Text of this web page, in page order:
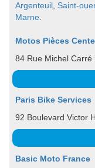
Argenteuil Saint-
Marne
Motos Pièces
84 Rue Michel Carré
Paris Bike Services
92 Boulevard Victor
Basic Moto France